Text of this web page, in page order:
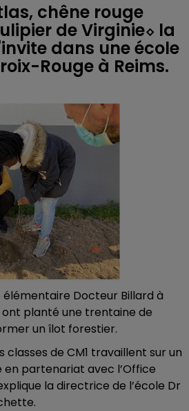
chêne rouge
de Virginie⬦ la
dans une école
Rouge à Reims.
élémentaire Docteur Billard à
ont planté une trentaine de
un îlot forestier.
classes de CM1 travaillent sur un
partenariat avec l’Office
la directrice de l’école Dr